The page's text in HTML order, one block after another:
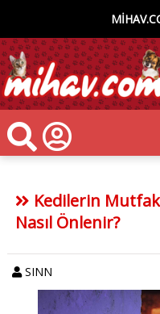
Kedilerin Mutfak
Nasıl Önlenir?
SINN